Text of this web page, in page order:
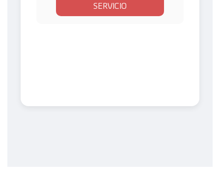
SERVICIO